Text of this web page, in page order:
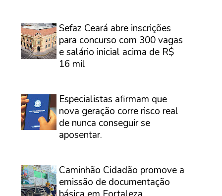
Sefaz Ceará abre inscrições
para concurso com 300 vagas
e salário inicial acima de R$
16 mil
Especialistas afirmam que
nova geração corre risco real
de nunca conseguir se
aposentar.
Caminhão Cidadão promove a
emissão de documentação